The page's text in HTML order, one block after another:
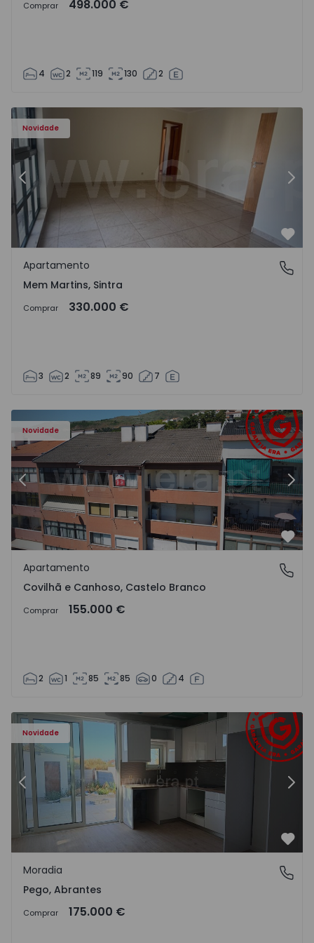
Comprar 498.000 €
4 2 119 130 2
Novidade
- 15
Apartamento T3 Sintra, Algueirão-Mem Martins -
Anterior
Mem Martins, Sintra
Apartamento
Mem Martins, Sintra
Comprar 330.000 €
3 2 89 90 7
Novidade
- 18
Apartamento T2 Covilhã, Covilhã e Canhoso - 1497806 -
Anterior
Covilhã e Canhoso, Castelo Branco
Apartamento
Covilhã e Canhoso, Castelo Branco
Comprar 155.000 €
2 1 85 85 0 4
Novidade
Moradia T2 Abrantes, Pego - 1575171 - 9
Anterior
Pego, Abrantes
Moradia
Pego, Abrantes
Comprar 175.000 €